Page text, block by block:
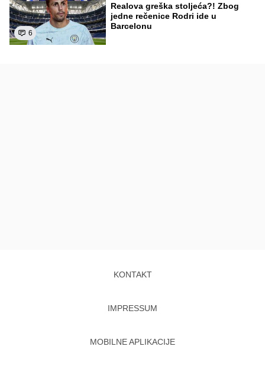
6
Realova greška stoljeća?! Zbog
jedne rečenice Rodri ide u
Barcelonu
KONTAKT
IMPRESSUM
MOBILNE APLIKACIJE